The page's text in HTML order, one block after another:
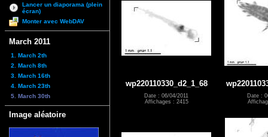
Lancer un diaporama (plein
écran)
Monter avec WebDAV
March 2011
1. March 2th
2. March 8th
3. March 16th
4. March 23th
5. March 30th
Image aléatoire
wp220110330_d2_1_68
Date : 06/04/2011
Affichages : 2415
Date :